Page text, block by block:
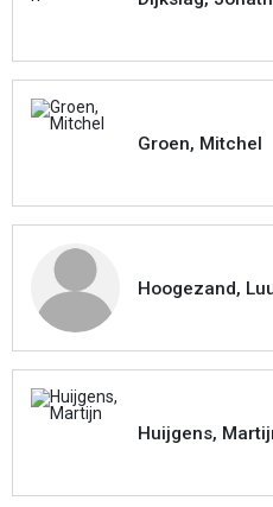
Groen, Mitchel
Hoogezand,
Huijgens,